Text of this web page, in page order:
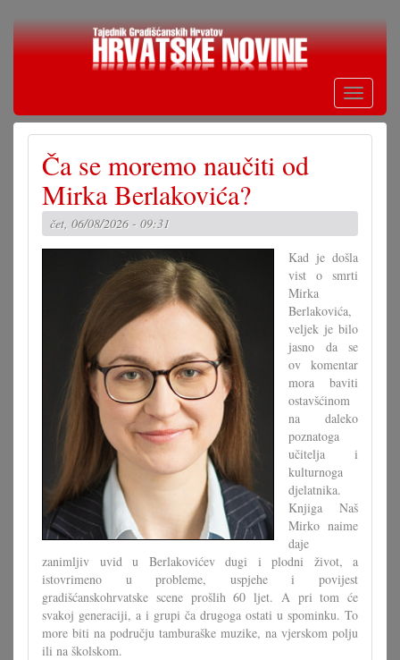
Skoči
Toggle
Ča se moremo naučiti od
Mirka Berlakovića?
čet, 06/08/2026 - 09:31
Kad je došla
vist o smrti
Mirka
Berlakovića,
veljek je bilo
jasno da se
ov komentar
mora baviti
ostavšćinom
na daleko
poznatoga
učitelja i
kulturnoga
djelatnika.
Knjiga Naš
Mirko naime
daje
zanimljiv uvid u Berlakovićev dugi i plodni život, a
istovrimeno u probleme, uspjehe i povijest
gradišćanskohrvatske scene prošlih 60 ljet. A pri tom će
svakoj generaciji, a i grupi ča drugoga ostati u spominku. To
more biti na području tamburaške muzike, na vjerskom polju
ili na školskom.